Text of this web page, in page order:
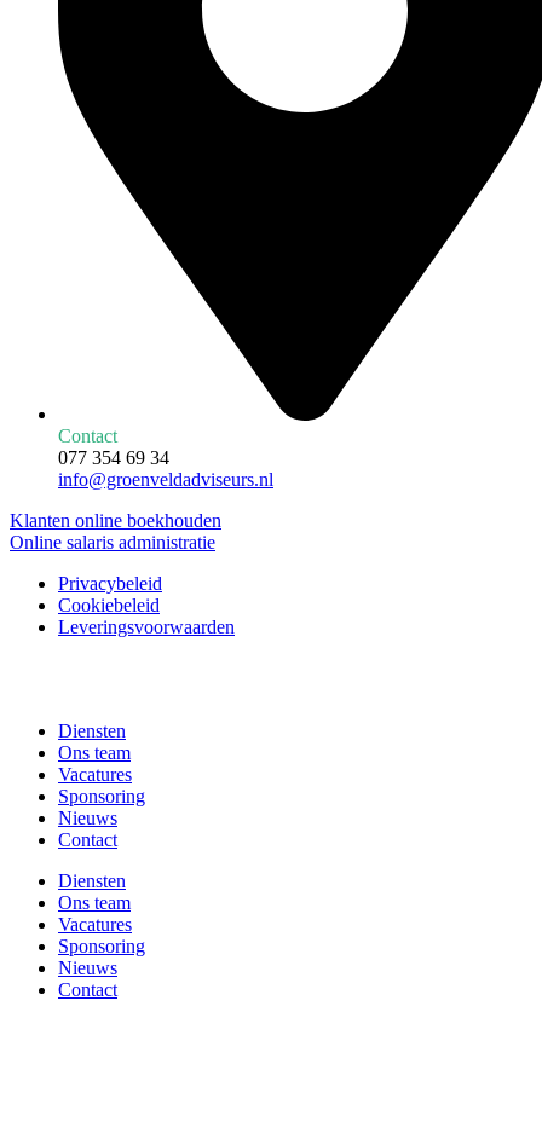
Contact
077 354 69 34
info@groenveldadviseurs.nl
Klanten online boekhouden
Online salaris administratie
Privacybeleid
Cookiebeleid
Leveringsvoorwaarden
Diensten
Ons team
Vacatures
Sponsoring
Nieuws
Contact
Diensten
Ons team
Vacatures
Sponsoring
Nieuws
Contact